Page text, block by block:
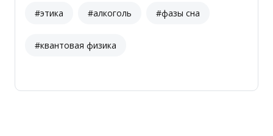
#этика #алкоголь #фазы сна
#квантовая физика